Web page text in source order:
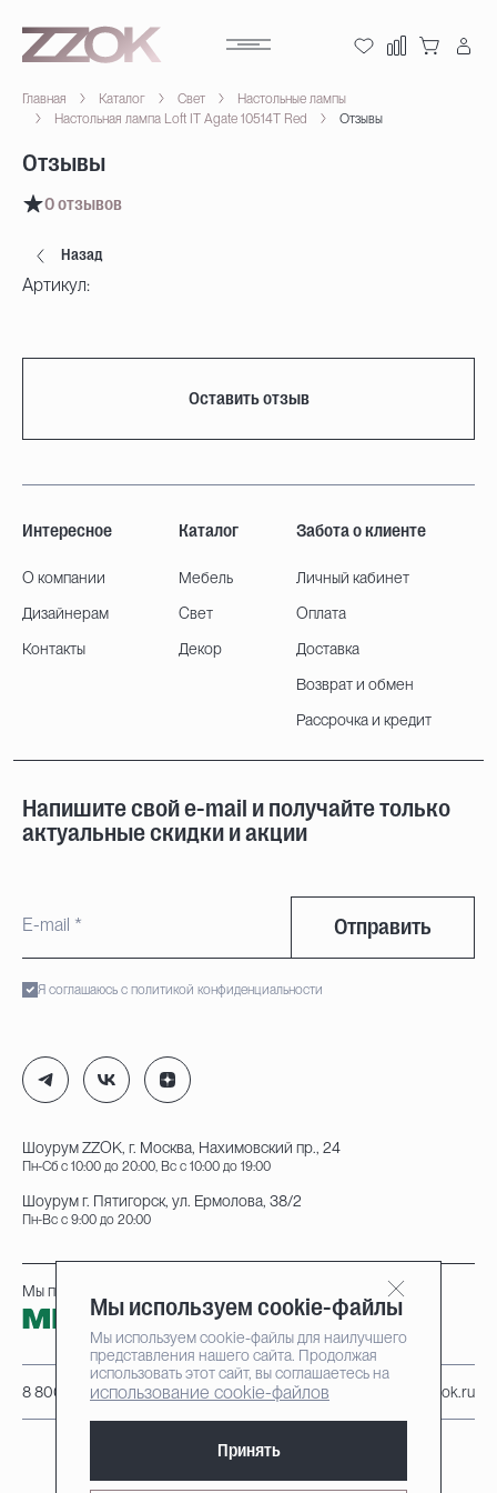
Главная Каталог Свет
Настольные лампы
Настольная лампа Loft IT Agate 10514T Red
Отзывы
Отзывы
0 отзывов
Назад
Артикул:
Оставить отзыв
Интересное
О компании
Дизайнерам
Контакты
Каталог
Мебель
Свет
Декор
Забота о клиенте
Личный кабинет
Оплата
Доставка
Возврат и обмен
Рассрочка и кредит
Напишите свой e-mail и получайте только
актуальные скидки и акции
Отправить
Я соглашаюсь с политикой конфиденциальности
Шоурум ZZOK, г. Москва, Нахимовский пр., 24
Пн-Сб с 10:00 до 20:00, Вс с 10:00 до 19:00
Шоурум г. Пятигорск, ул. Ермолова, 38/2
Пн-Вс с 9:00 до 20:00
8 800 222-95-25 info@zzok.ru
Мы принимаем к оплате:
Мы используем cookie-файлы
Мы используем cookie-файлы для наилучшего
представления нашего сайта. Продолжая
использовать этот сайт, вы соглашаетесь на
использование cookie-файлов
Принять